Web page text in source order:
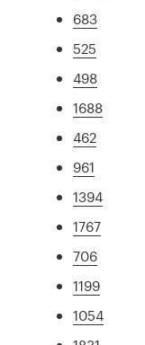
683
525
498
1688
462
961
1394
1767
706
1199
1054